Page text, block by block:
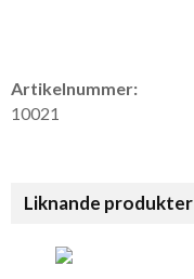
Artikelnummer:
10021
Liknande produkter